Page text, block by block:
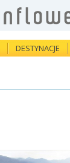
DESTYNACJE